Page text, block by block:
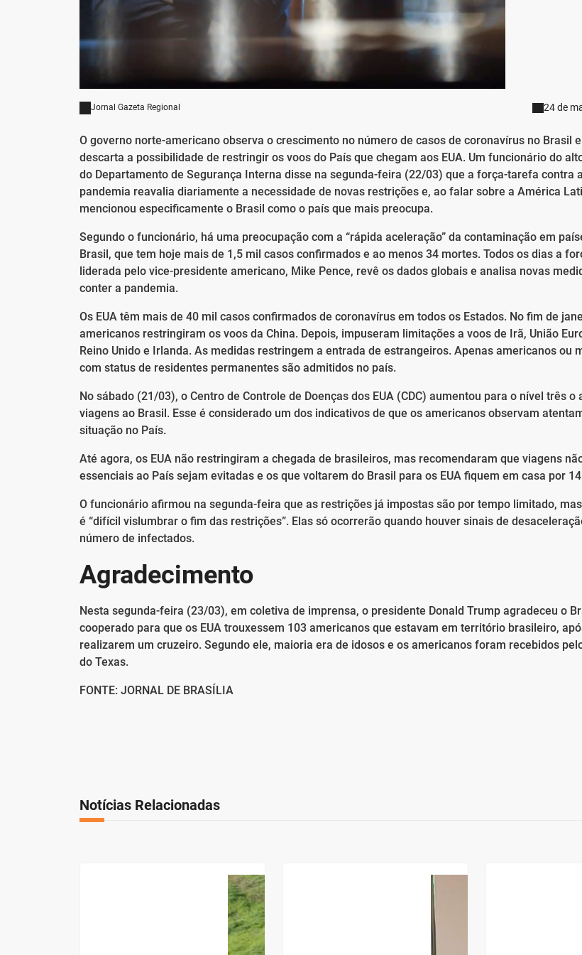
Jornal Gazeta Regional 24 de
O governo norte-americano observa o crescimento no número de casos de coronavírus no Brasil
descarta a possibilidade de restringir os voos do País que chegam aos EUA. Um funcionário do
do Departamento de Segurança Interna disse na segunda-feira (22/03) que a força-tarefa contra a
pandemia reavalia diariamente a necessidade de novas restrições e, ao falar sobre a América
mencionou especificamente o Brasil como o país que mais preocupa.
Segundo o funcionário, há uma preocupação com a “rápida aceleração” da contaminação em
Brasil, que tem hoje mais de 1,5 mil casos confirmados e ao menos 34 mortes. Todos os dias a
liderada pelo vice-presidente americano, Mike Pence, revê os dados globais e analisa novas
conter a pandemia.
Os EUA têm mais de 40 mil casos confirmados de coronavírus em todos os Estados. No fim de
americanos restringiram os voos da China. Depois, impuseram limitações a voos de Irã, União
Reino Unido e Irlanda. As medidas restringem a entrada de estrangeiros. Apenas americanos ou
com status de residentes permanentes são admitidos no país.
No sábado (21/03), o Centro de Controle de Doenças dos EUA (CDC) aumentou para o nível três o
viagens ao Brasil. Esse é considerado um dos indicativos de que os americanos observam
situação no País.
Até agora, os EUA não restringiram a chegada de brasileiros, mas recomendaram que viagens
essenciais ao País sejam evitadas e os que voltarem do Brasil para os EUA fiquem em casa por
O funcionário afirmou na segunda-feira que as restrições já impostas são por tempo limitado,
é “difícil vislumbrar o fim das restrições”. Elas só ocorrerão quando houver sinais de
número de infectados.
Agradecimento
Nesta segunda-feira (23/03), em coletiva de imprensa, o presidente Donald Trump agradeceu o
cooperado para que os EUA trouxessem 103 americanos que estavam em território brasileiro,
realizarem um cruzeiro. Segundo ele, maioria era de idosos e os americanos foram recebidos
do Texas.
FONTE: JORNAL DE BRASÍLIA
Notícias Relacionadas